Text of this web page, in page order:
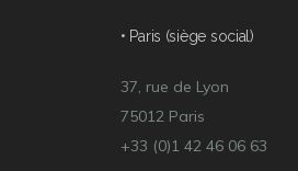
• Paris (siège social)
37, rue de Lyon
75012 Paris
+33 (0)1 42 46 06 63